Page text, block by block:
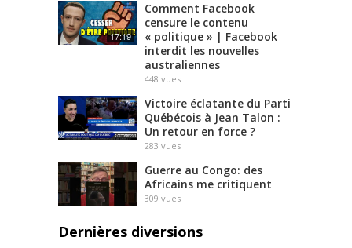
17:19
Comment Facebook
censure le contenu
« politique » | Facebook
interdit les nouvelles
australiennes
448 vues
Victoire éclatante du Parti
Québécois à Jean Talon :
Un retour en force ?
283 vues
Guerre au Congo: des
Africains me critiquent
309 vues
Dernières diversions